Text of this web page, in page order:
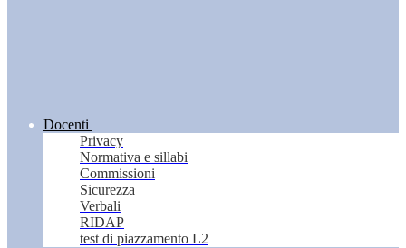
Docenti
Privacy
Normativa e sillabi
Commissioni
Sicurezza
Verbali
RIDAP
test di piazzamento L2